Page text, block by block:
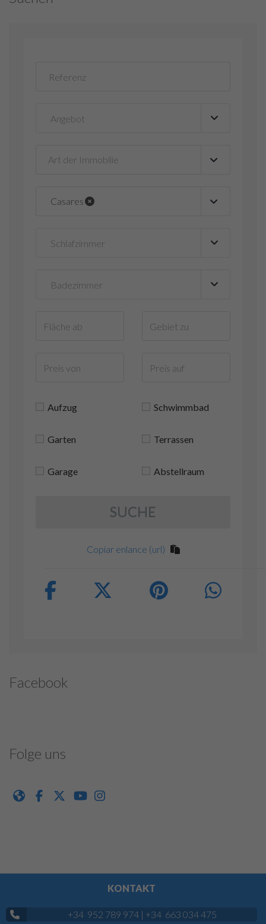
Art der Immobilie ▼
Casares
Aufzug Schwimmbad
Garten Terrassen
Garage Abstellraum
SUCHE
Copiar enlance (url)
Facebook
Folge uns
KONTAKT
+34 952 789 974| +34 663 034 475